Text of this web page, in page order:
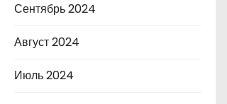
Сентябрь 2024
Август 2024
Июль 2024